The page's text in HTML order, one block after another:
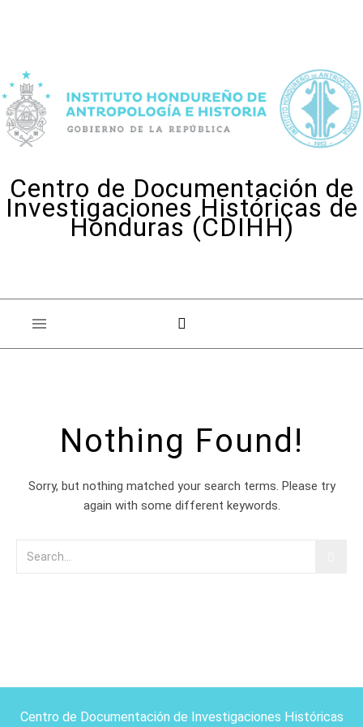
Centro de Documentación de
Investigaciones Históricas de
Honduras (CDIHH)
Nothing Found!
Sorry, but nothing matched your search terms. Please try
again with some different keywords.
Centro de Documentación de Investigaciones Históricas